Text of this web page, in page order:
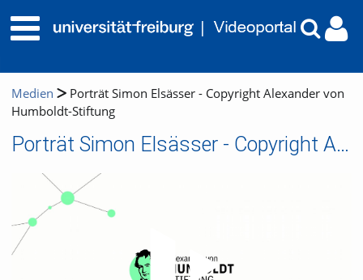
Medien
Porträt Simon Elsässer - Copyright Alexander von
Humboldt-Stiftung
Porträt Simon Elsässer - Copyright Alexander von Humboldt-Stiftung